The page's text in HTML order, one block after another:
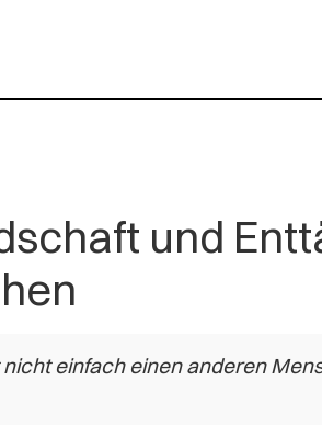
und
nicht einfach einen anderen